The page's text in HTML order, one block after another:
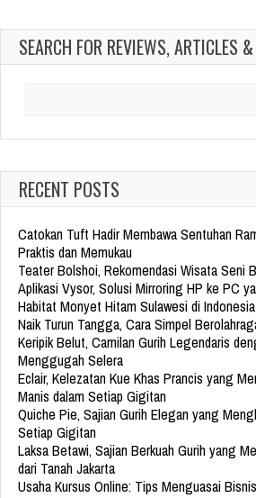
SEARCH FOR REVIEWS, ARTICLES
RECENT POSTS
Catokan Tuft Hadir Membawa Sentuhan
Praktis dan Memukau
Teater Bolshoi, Rekomendasi Wisata Seni
Aplikasi Vysor, Solusi Mirroring HP ke PC
Habitat Monyet Hitam Sulawesi di
Naik Turun Tangga, Cara Simpel
Keripik Belut, Camilan Gurih Legendaris
Menggugah Selera
Eclair, Kelezatan Kue Khas Prancis yang
Manis dalam Setiap Gigitan
Quiche Pie, Sajian Gurih Elegan yang
Setiap Gigitan
Laksa Betawi, Sajian Berkuah Gurih yang
dari Tanah Jakarta
Usaha Kursus Online: Tips Menguasai